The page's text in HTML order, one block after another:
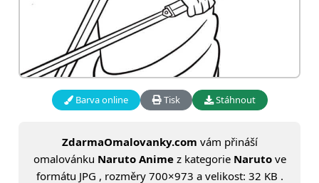
Barva online Tisk Stáhnout
ZdarmaOmalovanky.com vám přináší
omalovánku Naruto Animez kategorie Narutove
formátu JPG , rozměry 700×973 a velikost: 32 KB .